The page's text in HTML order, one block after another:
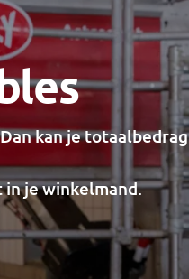
kan je totaalbedrag
je winkelmand.